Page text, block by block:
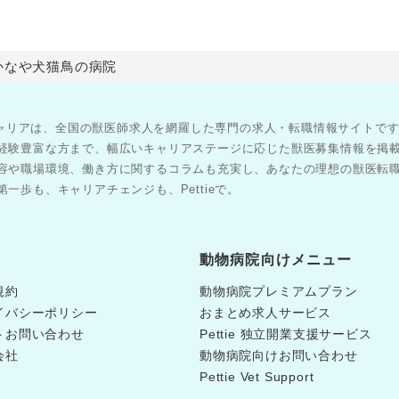
なや犬猫鳥の病院
アは、全国の獣医師求人を網羅した専門の求人・転職情報サイトで
験豊富な方まで、幅広いキャリアステージに応じた獣医募集情報を掲
や職場環境、働き方に関するコラムも充実し、あなたの理想の獣医転
一歩も、キャリアチェンジも、Pettieで。
約
バシーポリシー
お問い合わせ
社
動物病院向けメニュー
動物病院プレミアムプラン
おまとめ求人サービス
Pettie 独立開業支援サービス
動物病院向けお問い合わせ
Pettie Vet Support